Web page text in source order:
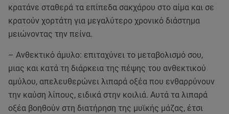
κρατάνε σταθερά τα επίπεδα σακχάρου στο αίμα και σε
κρατούν χορτάτη για μεγαλύτερο χρονικό διάστημα
μειώνοντας την πείνα.
– Ανθεκτικό άμυλο: επιταχύνει το μεταβολισμό σου,
μιας και κατά τη διάρκεια της πέψης του ανθεκτικού
αμύλου, απελευθερώνει λιπαρά οξέα που ενθαρρύνουν
την καύση λίπους, ειδικά στην κοιλιά. Αυτά τα λιπαρά
οξέα βοηθούν στη διατήρηση της μυϊκής μάζας, έτσι